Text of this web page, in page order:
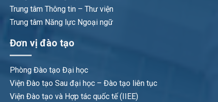
Trung tâm Thông tin – Thư viện
Trung tâm Năng lực Ngoại ngữ
Đơn vị đào tạo
Phòng Đào tạo Đại học
Viện Đào tạo Sau đại học – Đào tạo liên tục
Viện Đào tạo và Hợp tác quốc tế (IIEE)